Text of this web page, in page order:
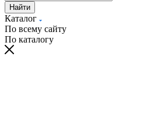
Найти
Каталог
По всему сайту
По каталогу